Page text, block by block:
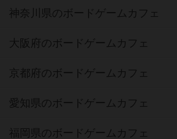
神奈川県のボードゲームカフェ
大阪府のボードゲームカフェ
京都府のボードゲームカフェ
愛知県のボードゲームカフェ
福岡県のボードゲームカフェ